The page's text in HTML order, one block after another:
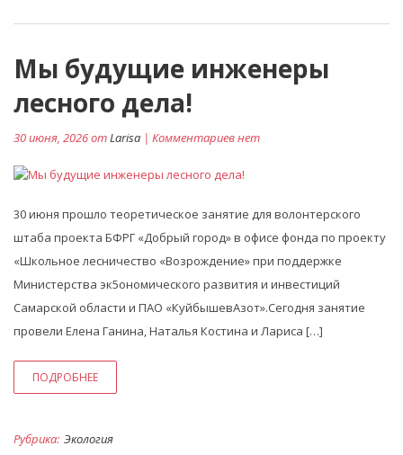
Мы будущие инженеры
лесного дела!
30 июня, 2026 отLarisa | Комментариев нет
30 июня прошло теоретическое занятие для волонтерского
штаба проекта БФРГ «Добрый город» в офисе фонда по проекту
«Школьное лесничество «Возрождение» при поддержке
Министерства эк5ономического развития и инвестиций
Самарской области и ПАО «КуйбышевАзот».Сегодня занятие
провели Елена Ганина, Наталья Костина и Лариса […]
ПОДРОБНЕЕ
Рубрика: Экология